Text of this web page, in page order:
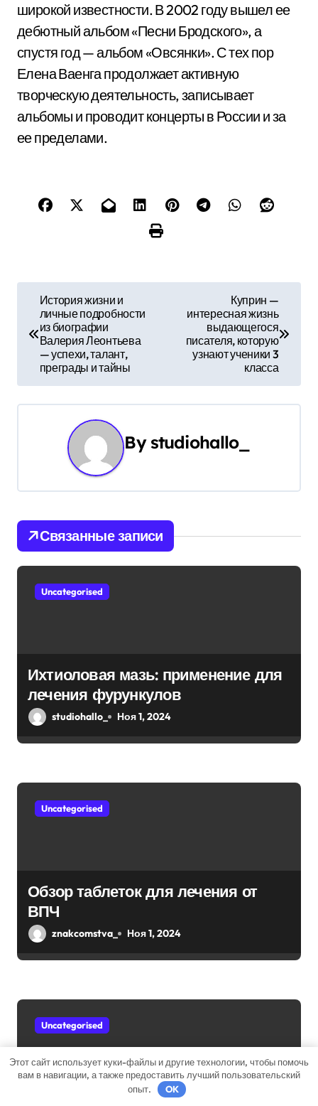
широкой известности. В 2002 году вышел ее
дебютный альбом «Песни Бродского», а
спустя год — альбом «Овсянки». С тех пор
Елена Ваенга продолжает активную
творческую деятельность, записывает
альбомы и проводит концерты в России и за
ее пределами.
и
г
и
я
п
п
и
с
м
История жизни и
личные подробности
из биографии
Валерия Леонтьева
— успехи, талант,
преграды и тайны
Куприн —
интересная жизнь
выдающегося
писателя, которую
узнают ученики 3
класса
By studiohallo_
Связанные записи
Uncategorised
Ихтиоловая мазь: применение для
лечения фурункулов
studiohallo_ Ноя 1, 2024
Uncategorised
Обзор таблеток для лечения от
ВПЧ
znakcomstva_ Ноя 1, 2024
Uncategorised
Этот сайт использует куки-файлы и другие технологии, чтобы помочь
вам в навигации, а также предоставить лучший пользовательский
опыт.
OK